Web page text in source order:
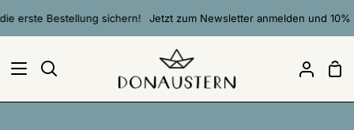
erste Bestellung sichern! Jetzt zum Newsletter anmelden und 10%
Suchen
Mein